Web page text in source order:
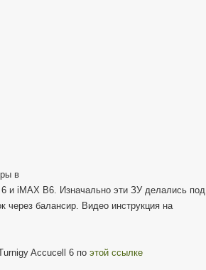
в
и iMAX B6. Изначально эти ЗУ делались под
через балансир. Видео инструкция на
Accucell 6 по этой ссылке